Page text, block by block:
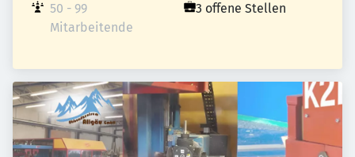
50 - 99
Mitarbeitende
3 offene Stellen